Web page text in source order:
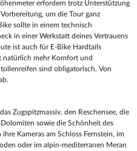
erfordern trotz Unterstützung
um die Tour ganz
sollte in einem technisch
in einer Werkstatt deines Vertrauens
ist auch für E-Bike Hardtails
natürlich mehr Komfort und
sind obligatorisch. Von
Zugspitzmassiv, den Reschensee, die
sowie die Schönheit des
Kameras am Schloss Fernstein, im
oder im alpin-mediterranen Meran